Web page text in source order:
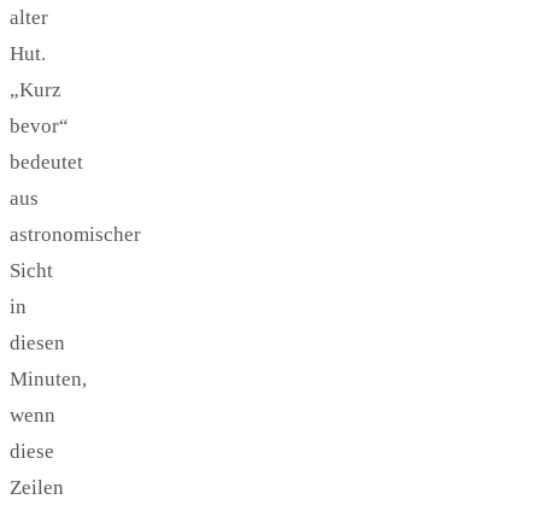
alter
Hut.
„Kurz
bevor“
bedeutet
aus
astronomischer
Sicht
in
diesen
Minuten,
wenn
diese
Zeilen